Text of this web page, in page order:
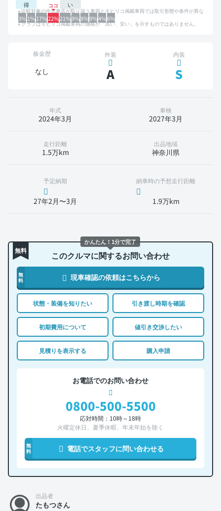
得
い
3%1%17%22%21%9%8%9%4%6%
比較対象の中古車店が取り扱う車両とモビリコ掲載車両では取引形態や条件が異な
るため、グラフは参考情報です。
グラフはモビリコ掲載車両の価格が「高い、安い」を示すものではありません。
板金歴
なし
外装
A
内装
S
年式
2024年3月
車検
2027年3月
走行距離
1.5万km
出品地域
神奈川県
予定納期
27年2月〜3月
納車時の予想走行距離
1.9万km
無料 このクルマに関するお問い合わせ
無
料
現車確認の依頼はこちらから
状態・装備を知りたい 引き渡し時期を確認
初期費用について 値引き交渉したい
見積りを表示する 購入申請
お電話でのお問い合わせ
0800-500-5500
応対時間：10時～18時
火曜定休日、夏季休暇、年末年始を除く
無
料
電話でスタッフに問い合わせる
出品者
たもつさん
かんたん！1分で完了